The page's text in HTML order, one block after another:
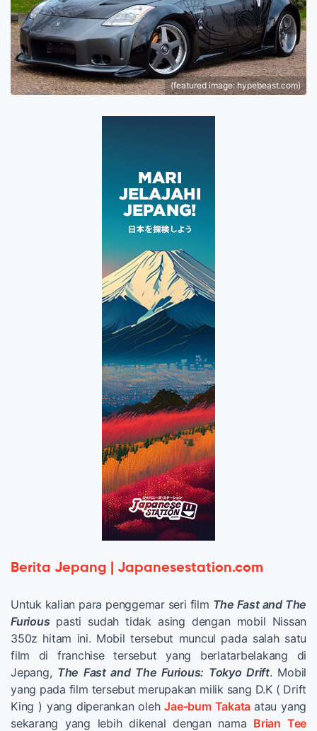
(featured image: hypebeast.com)
Berita Jepang | Japanesestation.com
Untuk kalian para penggemar seri film The Fast and The
Furious pasti sudah tidak asing dengan mobil Nissan
350z hitam ini. Mobil tersebut muncul pada salah satu
film di franchise tersebut yang berlatarbelakang di
Jepang, The Fast and The Furious: Tokyo Drift. Mobil
yang pada film tersebut merupakan milik sang D.K ( Drift
King ) yang diperankan olehJae-bum Takata atau yang
sekarang yang lebih dikenal dengan nama Brian Tee